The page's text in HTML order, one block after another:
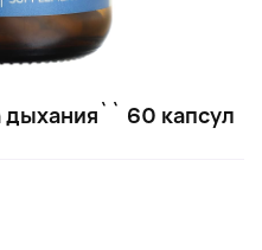
60 капсул